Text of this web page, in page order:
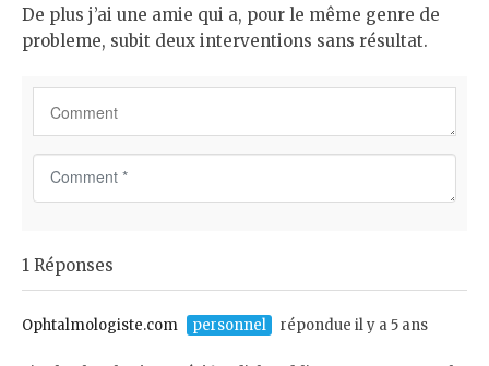
De plus j’ai une amie qui a, pour le même genre de
probleme, subit deux interventions sans résultat.
e
n
t
1 Réponses
Ophtalmologiste.com personnel répondue il y a 5 ans